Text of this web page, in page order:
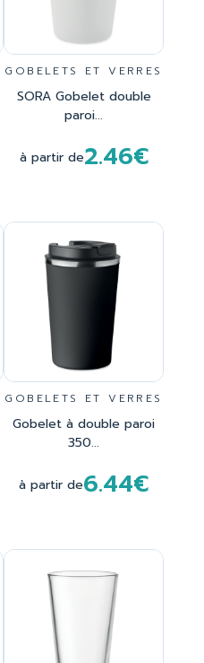
GOBELETS ET VERRES
SORA Gobelet double
paroi...
à partir de2.46€
GOBELETS ET VERRES
Gobelet à double paroi
350...
à partir de6.44€